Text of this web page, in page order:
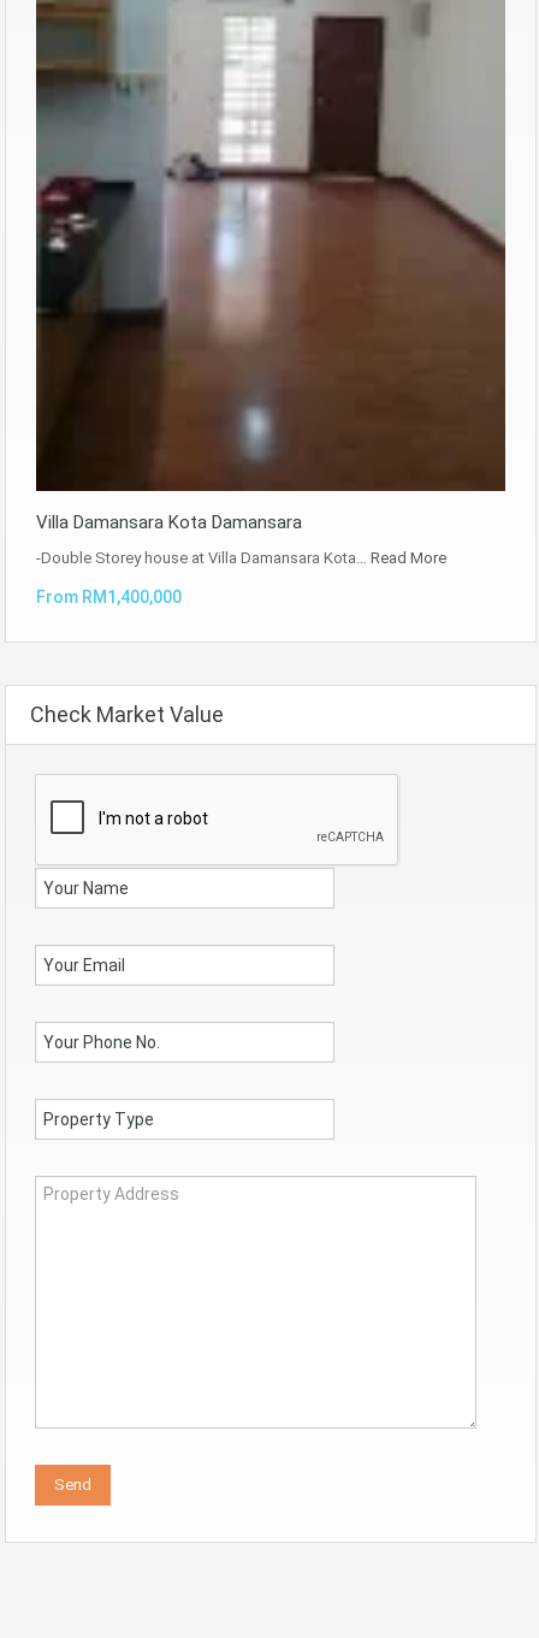
Villa Damansara Kota Damansara
-Double Storey house at Villa Damansara Kota… Read More
From RM1,400,000
Check Market Value